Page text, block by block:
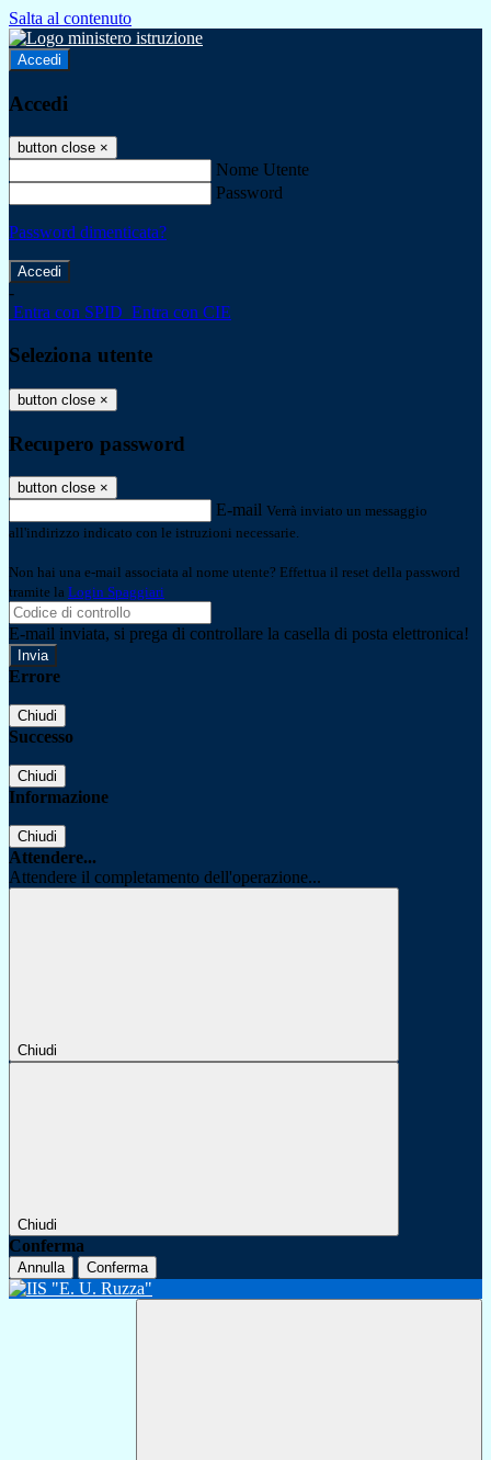
Salta al contenuto
Accedi
Accedi
button close ×
Nome Utente
Password
Password dimenticata?
-
Entra con SPID Entra con CIE
Seleziona utente
button close ×
Recupero password
button close ×
E-mail Verrà inviato un messaggio
all'indirizzo indicato con le istruzioni necessarie.
Non hai una e-mail associata al nome utente? Effettua il reset della password
tramite la Login Spaggiari
E-mail inviata, si prega di controllare la casella di posta elettronica!
Errore
Chiudi
Successo
Chiudi
Informazione
Chiudi
Attendere...
Attendere il completamento dell'operazione...
Chiudi
Chiudi
Conferma
Annulla Conferma